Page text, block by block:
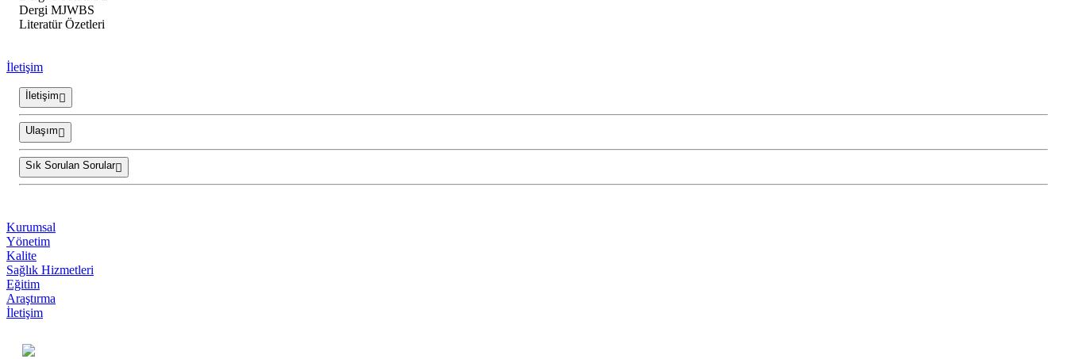
Dergi MJWBS
Literatür Özetleri
İletişim
İletişim
Ulaşım
Sık Sorulan Sorular
Kurumsal
Yönetim
Kalite
Sağlık Hizmetleri
Eğitim
Araştırma
İletişim